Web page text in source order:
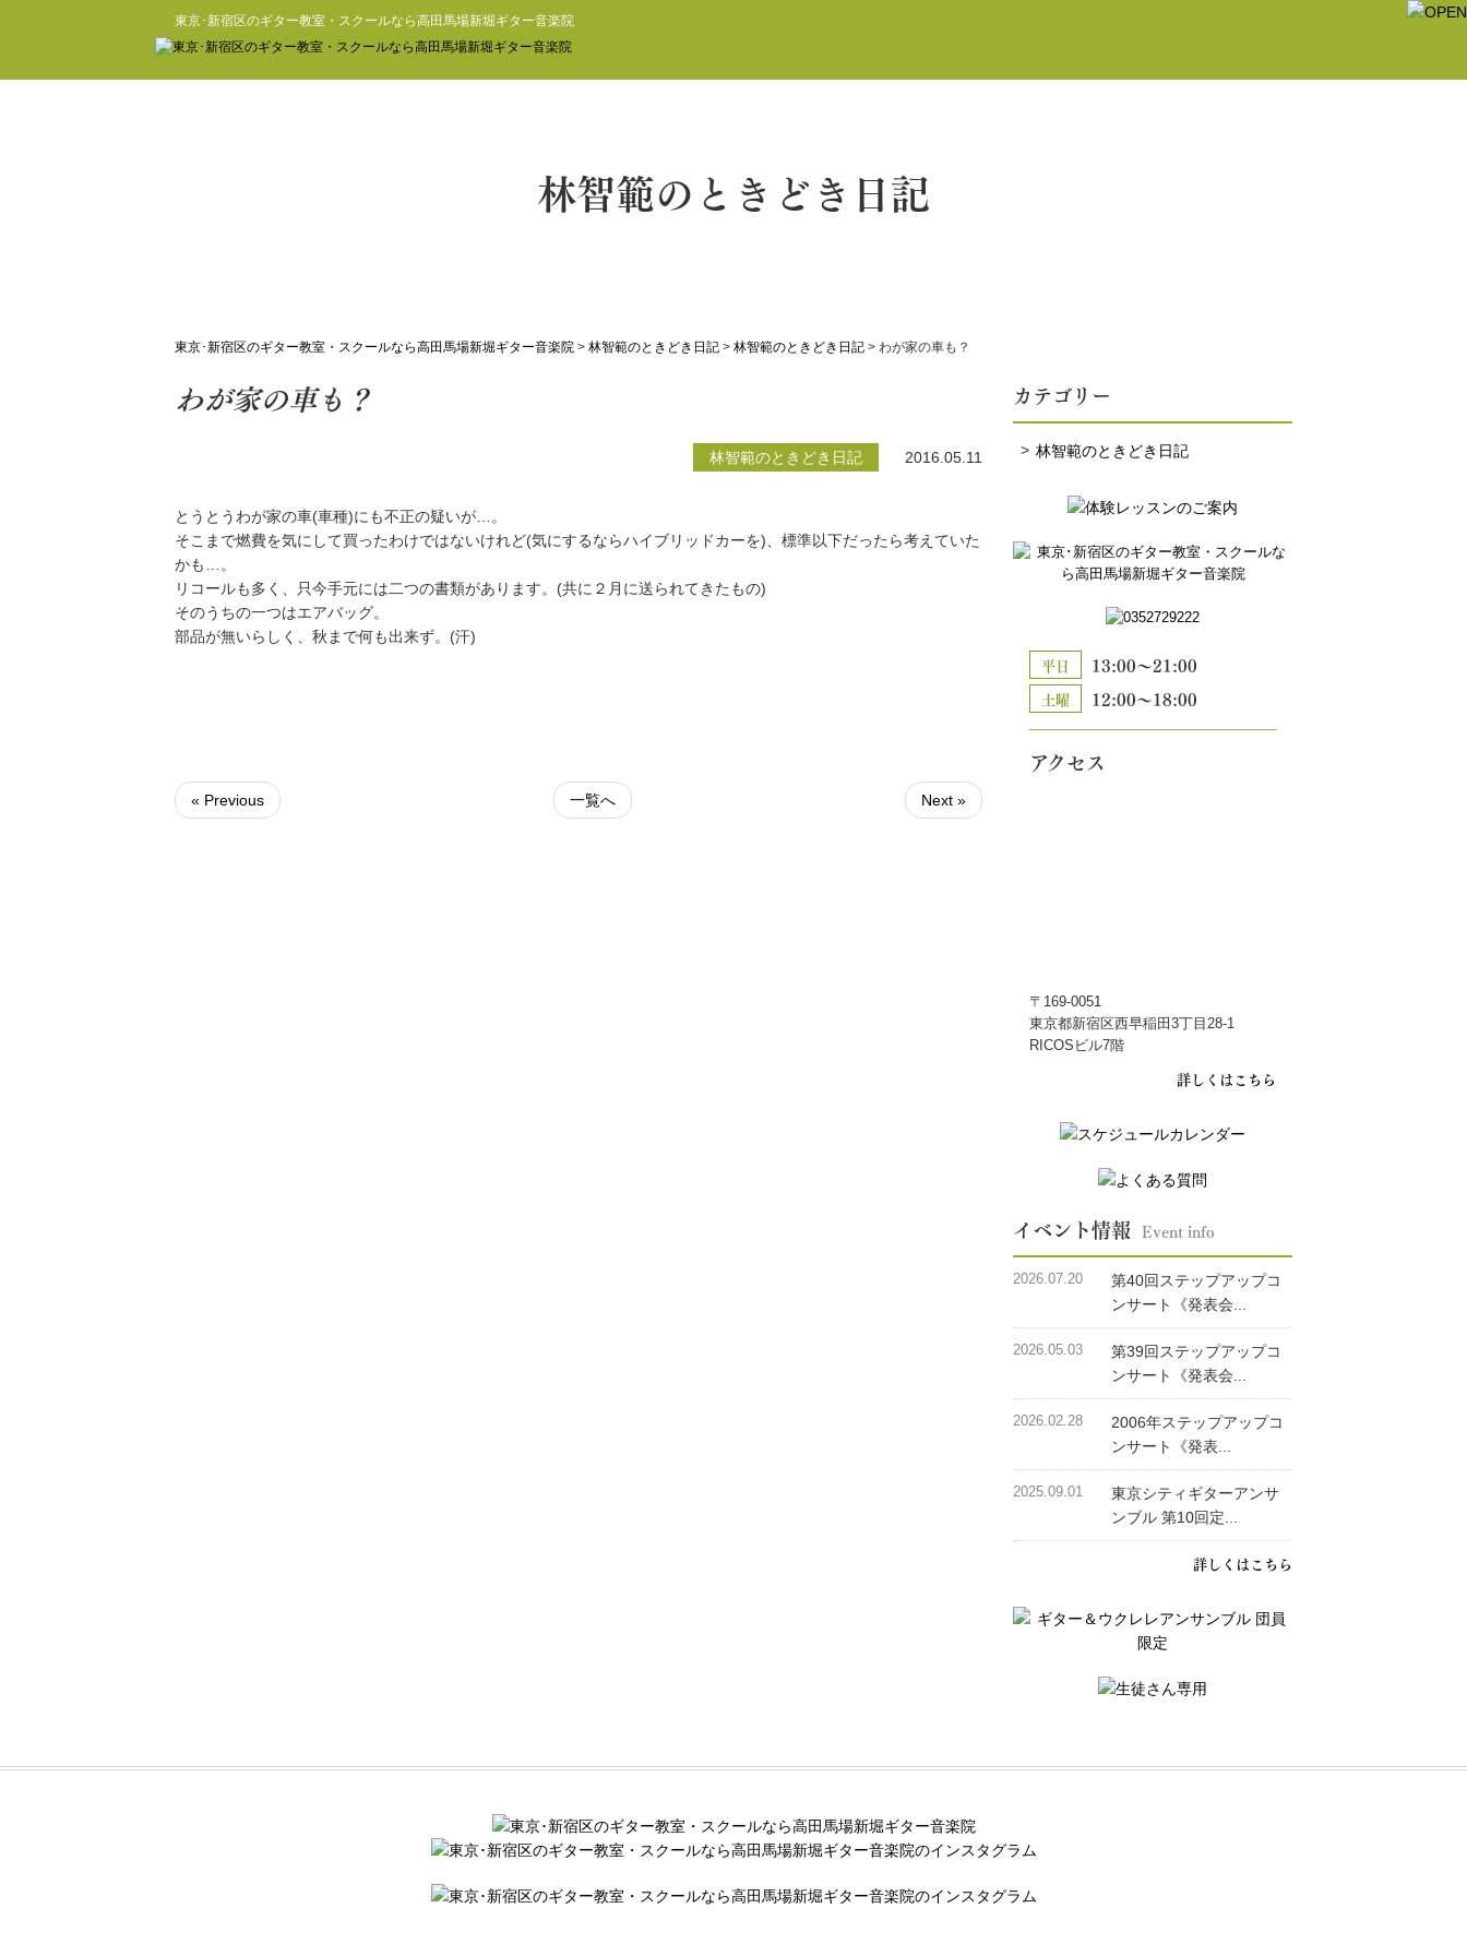
東京･新宿区のギター教室・スクールなら高田馬場新堀ギター音楽院
林智範のときどき日記
東京･新宿区のギター教室・スクールなら高田馬場新堀ギター音楽院 > 林智範のときどき日記 > 林智範のときどき日記 > わが家の車も？
わが家の車も？
林智範のときどき日記 2016.05.11
とうとうわが家の車(車種)にも不正の疑いが…。
そこまで燃費を気にして買ったわけではないけれど(気にするならハイブリッドカーを)、標準以下だったら考えていた
かも…。
リコールも多く、只今手元には二つの書類があります。(共に２月に送られてきたもの)
そのうちの一つはエアバッグ。
部品が無いらしく、秋まで何も出来ず。(汗)
« Previous 一覧へ Next »
カテゴリー
林智範のときどき日記
平日 13:00～21:00
土曜 12:00～18:00
アクセス
〒169-0051
東京都新宿区西早稲田3丁目28-1
RICOSビル7階
詳しくはこちら
イベント情報 Event info
2026.07.20
第40回ステップアップコ
ンサート《発表会...
2026.05.03
第39回ステップアップコ
ンサート《発表会...
2026.02.28
2006年ステップアップコ
ンサート《発表...
2025.09.01
東京シティギターアンサ
ンブル 第10回定...
詳しくはこちら